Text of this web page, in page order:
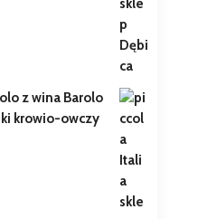
z wina Barolo
krowio-owczy